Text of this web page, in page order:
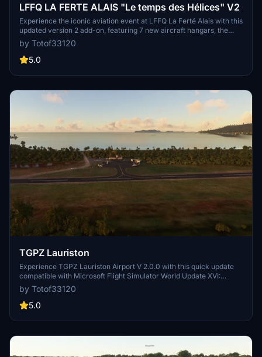
LFFQ LA FERTE ALAIS "Le temps des Hélices" V2
Experience the iconic aviation event at LFFQ La Ferté Alais with this
updated version 2 add-on, featuring 7 new aircraft hangars, the
Jean Salis museum, new planes, improved textures, and more.
Created using the MSFS SDK and authorized models, this scenery
offers enhanced details and immersive visuals for your flights in
by Totof33120
5.0
TGPZ Lauriston
Experience TGPZ Lauriston Airport V 2.0.0 with this quick update
compatible with Microsoft Flight Simulator World Update XVI:
Caribbean. This add-on features animated boat, flag, and character
elements. Make sure to install the required libraries for an
enhanced experience. Dont miss out on this latest version!
by Totof33120
5.0